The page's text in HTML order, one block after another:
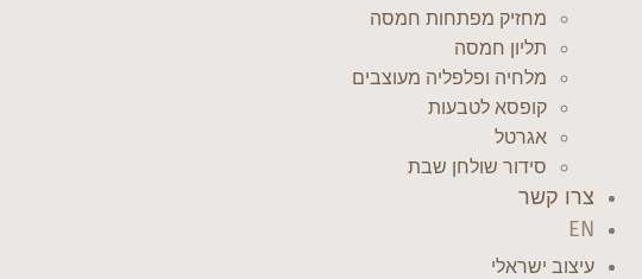
מחזיק מפתחות חמסה
תליון חמסה
מלחיה ופלפליה מעוצבים
קופסא לטבעות
אגרטל
סידור שולחן שבת
צרו קשר
EN
עיצוב ישראלי